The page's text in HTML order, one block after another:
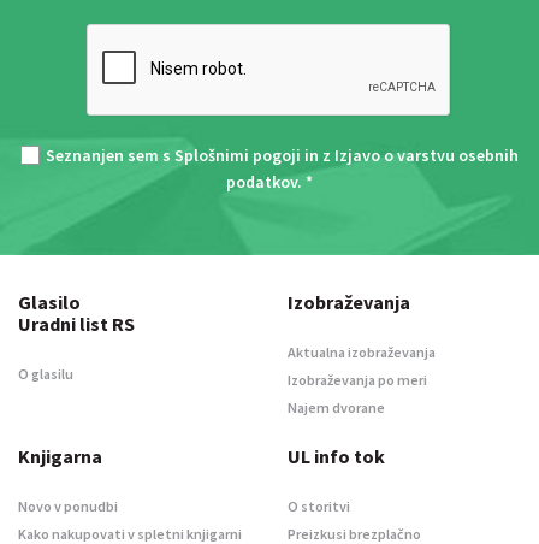
Seznanjen sem s Splošnimi pogoji in z Izjavo o varstvu osebnih
podatkov. *
Glasilo
Uradni list RS
O glasilu
Izobraževanja
Aktualna izobraževanja
Izobraževanja po meri
Najem dvorane
Knjigarna
Novo v ponudbi
Kako nakupovati v spletni knjigarni
UL info tok
O storitvi
Preizkusi brezplačno